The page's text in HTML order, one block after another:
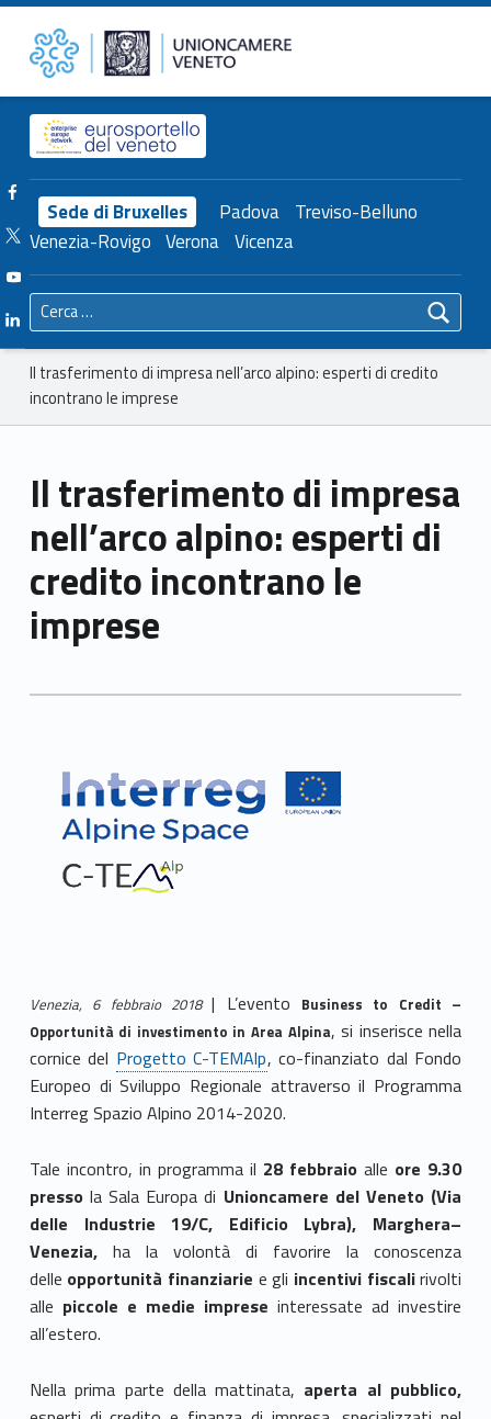
Il trasferimento di impresa nell’arco alpino: esperti di credito incontrano le imprese – Unioncamere del Veneto Unioncamere del Veneto
Header info sidebar
Sede di Bruxelles Padova Treviso-Belluno
Venezia-Rovigo Verona Vicenza
Facebook Unioncamere Veneto
Twitter Unioncamere Veneto
Youtube Unioncamere Veneto
Linkedin Unioncamere Veneto
Ricerca per:
Breadcrumbs navigation
Il trasferimento di impresa nell’arco alpino: esperti di credito
incontrano le imprese
Il trasferimento di impresa
nell’arco alpino: esperti di
credito incontrano le
imprese
Venezia, 6 febbraio 2018| L’evento Business to Credit –
Opportunità di investimento in Area Alpina, si inserisce nella
cornice del Progetto C-TEMAlp, co-finanziato dal Fondo
Europeo di Sviluppo Regionale attraverso il Programma
Interreg Spazio Alpino 2014-2020.
Tale incontro, in programma il 28 febbraioalle ore 9.30
pressola Sala Europa di Unioncamere del Veneto (Via
delle Industrie 19/C, Edificio Lybra), Marghera–
Venezia, ha la volontà di favorire la conoscenza
delle opportunità finanziarie e gli incentivi fiscalirivolti
alle piccole e medie imprese interessate ad investire
all’estero.
Nella prima parte della mattinata, aperta al pubblico,